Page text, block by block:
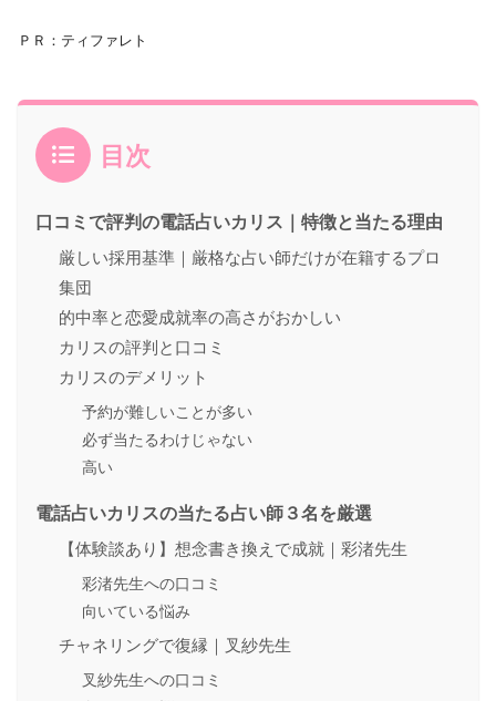
ＰＲ：ティファレト
目次
口コミで評判の電話占いカリス｜特徴と当たる理由
厳しい採用基準｜厳格な占い師だけが在籍するプロ
集団
的中率と恋愛成就率の高さがおかしい
カリスの評判と口コミ
カリスのデメリット
予約が難しいことが多い
必ず当たるわけじゃない
高い
電話占いカリスの当たる占い師３名を厳選
【体験談あり】想念書き換えで成就｜彩渚先生
彩渚先生への口コミ
向いている悩み
チャネリングで復縁｜叉紗先生
叉紗先生への口コミ